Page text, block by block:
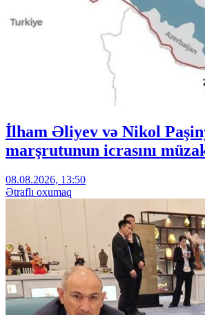
İlham Əliyev və Nikol
marşrutunun icrasını
08.08.2026, 13:50
Ətraflı oxumaq